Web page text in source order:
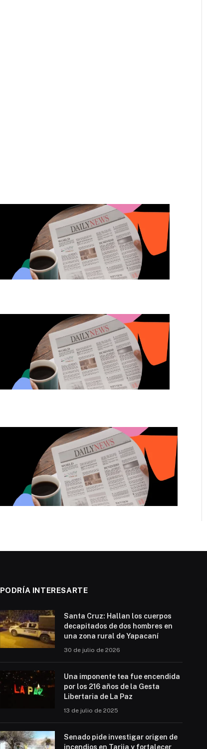
PODRÍA INTERESARTE
Santa Cruz: Hallan los cuerpos
decapitados de dos hombres en
una zona rural de Yapacaní
30 de julio de 2026
Una imponente tea fue encendida
por los 216 años de la Gesta
Libertaria de La Paz
13 de julio de 2025
Senado pide investigar origen de
incendios en Tarija y fortalecer